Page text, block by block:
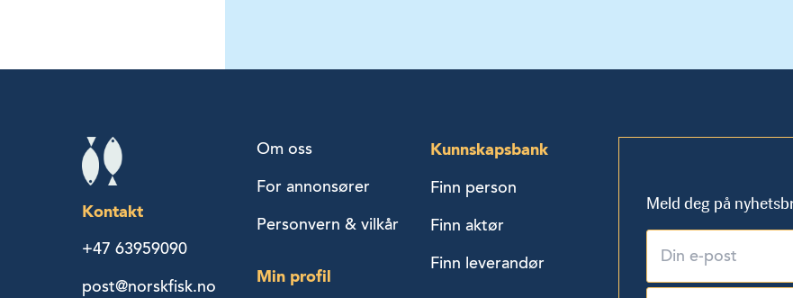
Kontakt
+47 63959090
post@norskfisk.no
Om oss
For annonsører
Personvern & vilkår
Min profil
Kunnskapsbank
Finn person
Finn aktør
Finn leverandør
Meld deg på